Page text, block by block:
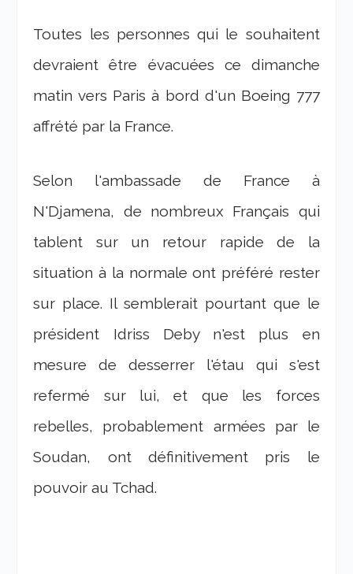
Toutes les personnes qui le souhaitent
devraient être évacuées ce dimanche
matin vers Paris à bord d'un Boeing 777
affrété par la France.
Selon l'ambassade de France à
N'Djamena, de nombreux Français qui
tablent sur un retour rapide de la
situation à la normale ont préféré rester
sur place. Il semblerait pourtant que le
président Idriss Deby n'est plus en
mesure de desserrer l'étau qui s'est
refermé sur lui, et que les forces
rebelles, probablement armées par le
Soudan, ont définitivement pris le
pouvoir au Tchad.